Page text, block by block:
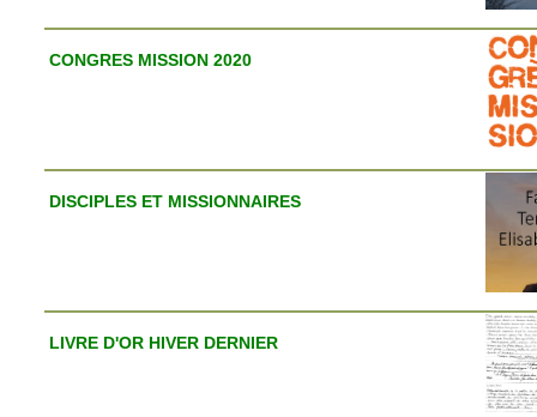
CONGRES MISSION 2020
DISCIPLES ET MISSIONNAIRES
LIVRE D'OR HIVER DERNIER